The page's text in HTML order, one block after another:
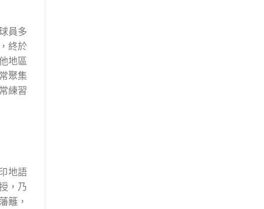
員多
終於
地區
聚集
練習
地語
，乃
籬，